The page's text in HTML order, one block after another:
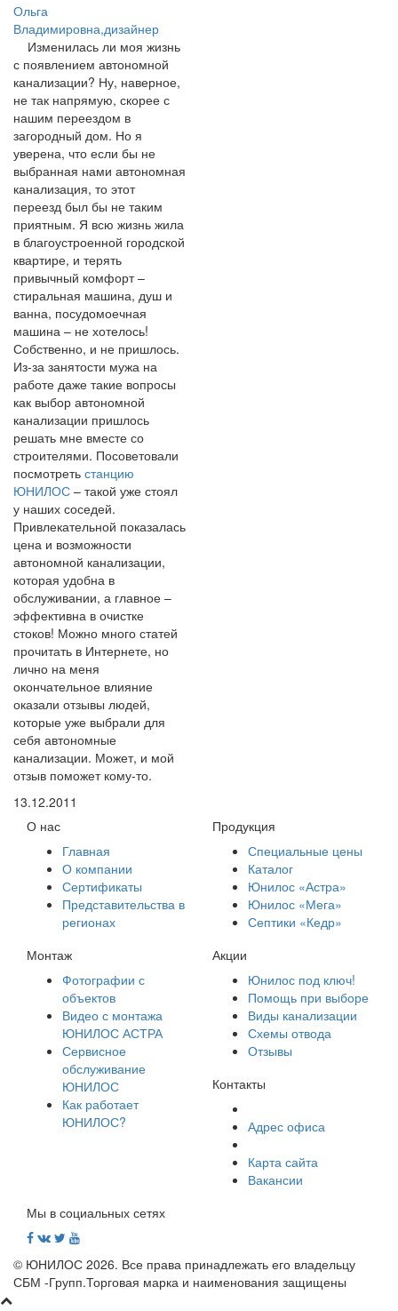
Ольга
Владимировна,дизайнер
Изменилась ли моя жизнь
с появлением автономной
канализации? Ну, наверное,
не так напрямую, скорее с
нашим переездом в
загородный дом. Но я
уверена, что если бы не
выбранная нами автономная
канализация, то этот
переезд был бы не таким
приятным. Я всю жизнь жила
в благоустроенной городской
квартире, и терять
привычный комфорт –
стиральная машина, душ и
ванна, посудомоечная
машина – не хотелось!
Собственно, и не пришлось.
Из-за занятости мужа на
работе даже такие вопросы
как выбор автономной
канализации пришлось
решать мне вместе со
строителями. Посоветовали
посмотреть станцию
ЮНИЛОС – такой уже стоял
у наших соседей.
Привлекательной показалась
цена и возможности
автономной канализации,
которая удобна в
обслуживании, а главное –
эффективна в очистке
стоков! Можно много статей
прочитать в Интернете, но
лично на меня
окончательное влияние
оказали отзывы людей,
которые уже выбрали для
себя автономные
канализации. Может, и мой
отзыв поможет кому-то.
13.12.2011
О нас
Главная
О компании
Сертификаты
Представительства в
регионах
Продукция
Специальные цены
Каталог
Юнилос «Астра»
Юнилос «Мега»
Септики «Кедр»
Монтаж
Фотографии с
объектов
Видео с монтажа
ЮНИЛОС АСТРА
Сервисное
обслуживание
ЮНИЛОС
Как работает
ЮНИЛОС?
Акции
Юнилос под ключ!
Помощь при выборе
Виды канализации
Схемы отвода
Отзывы
Контакты
Адрес офиса
Карта сайта
Вакансии
Мы в социальных сетях
© ЮНИЛОС 2026. Все права принадлежать его владельцу
СБМ -Групп.Торговая марка и наименования защищены